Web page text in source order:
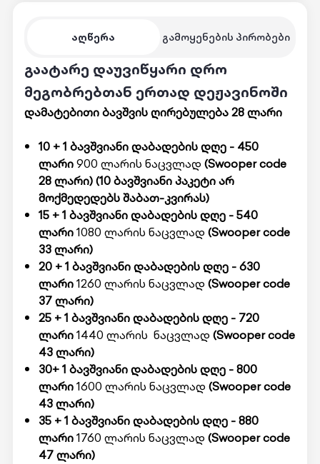
აღწერა გამოყენების პირობები
გაატარე დაუვიწყარი დრო
მეგობრებთან ერთად დეჟავინოში
დამატებითი ბავშვის ღირებულება 28 ლარი
10 + 1 ბავშვიანი დაბადების დღე - 450
ლარი900 ლარის ნაცვლად (Swooper code
28 ლარი)(10 ბავშვიანი პაკეტი არ
მოქმედედებს შაბათ-კვირას)
15 + 1 ბავშვიანი დაბადების დღე - 540
ლარი1080 ლარის ნაცვლად (Swooper code
33 ლარი)
20 + 1 ბავშვიანი დაბადების დღე - 630
ლარი1260 ლარის ნაცვლად (Swooper code
37 ლარი)
25 + 1 ბავშვიანი დაბადების დღე - 720
ლარი1440 ლარის ნაცვლად (Swooper code
43 ლარი)
30+ 1 ბავშვიანი დაბადების დღე - 800
ლარი1600 ლარის ნაცვლად (Swooper code
43 ლარი)
35 + 1 ბავშვიანი დაბადების დღე - 880
ლარი1760 ლარის ნაცვლად (Swooper code
47 ლარი)